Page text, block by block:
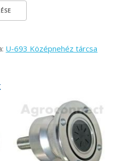
mennyiség
U-693 Középnehéz tárcsa